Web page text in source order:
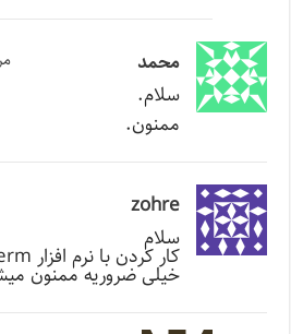
محمد
سلام.
ممنون.
zohre
سلام
خیلی ضروریه ممنون